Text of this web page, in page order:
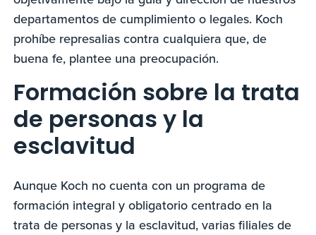
departamentos de cumplimiento o legales. Koch
prohíbe represalias contra cualquiera que, de
buena fe, plantee una preocupación.
Formación sobre la trata
de personas y la
esclavitud
Aunque Koch no cuenta con un programa de
formación integral y obligatorio centrado en la
trata de personas y la esclavitud, varias filiales de